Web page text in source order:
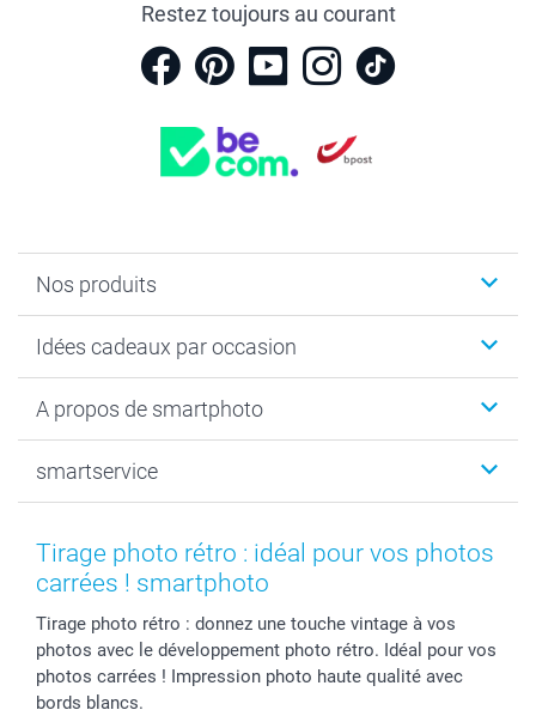
Restez toujours au courant
Nos produits
Cadeaux photo
Tirage photo & agrandissement
MyNameBook
Stickers & Etiquettes
Cadres photo, accessoires déco & bonbons
Dénicheur d'idées cadeau
Idées cadeaux par occasion
Anniversaire
Fin d'études
Naissance & baptême
Fête des Pères
Rentrée des classes
Communion
Saint-Valentin
A propos de smartphoto
Durabilité
Conditions
Droit de rétraction
Conditions générales
Vie privée
Gestion des cookies
smartservice
smartgarantie
smartbonus
Modes de paiement
Modes de livraison
Grandes Quantités
Tirage photo rétro : idéal pour vos photos
carrées ! smartphoto
Tirage photo rétro : donnez une touche vintage à vos
photos avec le développement photo rétro. Idéal pour vos
photos carrées ! Impression photo haute qualité avec
bords blancs.